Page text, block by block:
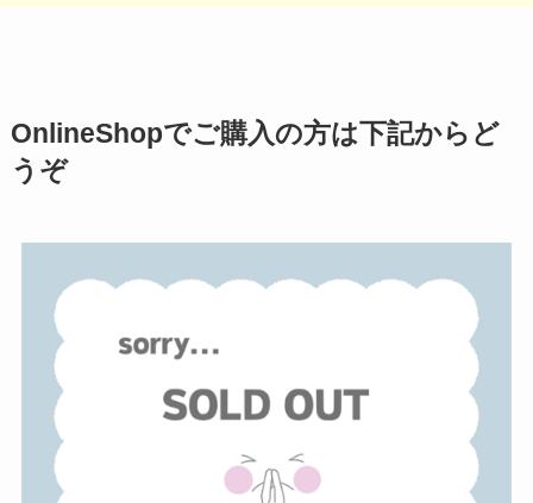
OnlineShopでご購入の方は下記からど
うぞ